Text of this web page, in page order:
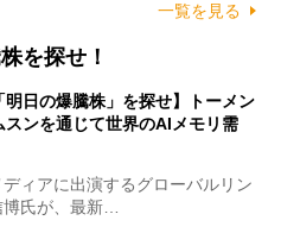
一覧を見る
を探せ！
明日の爆騰株」を探せ】トーメン
スンを通じて世界のAIメモリ需
ィアに出演するグローバルリン
博氏が、最新…